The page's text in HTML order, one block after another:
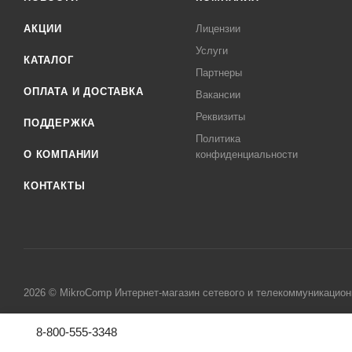
АКЦИИ
КАТАЛОГ
ОПЛАТА И ДОСТАВКА
ПОДДЕРЖКА
О КОМПАНИИ
КОНТАКТЫ
Лицензии
Услуги
Партнеры
Вакансии
Реквизиты
Политика
конфиденциальности
2026 © MikroComp Интернет-магазин сетевого и
8-800-555-3348